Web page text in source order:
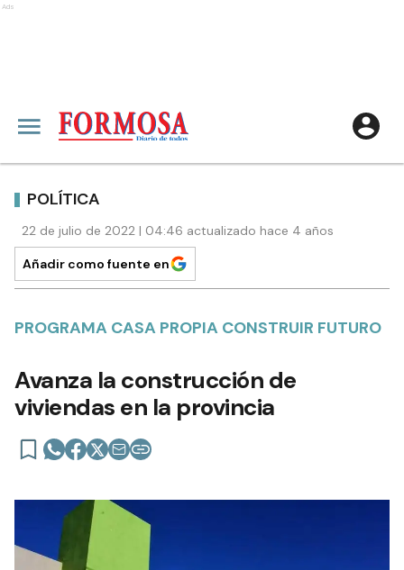
Ads
POLÍTICA
22 de julio de 2022 | 04:46 actualizado hace 4 años
Añadir como fuente en
PROGRAMA CASA PROPIA CONSTRUIR FUTURO
Avanza la construcción de
viviendas en la provincia